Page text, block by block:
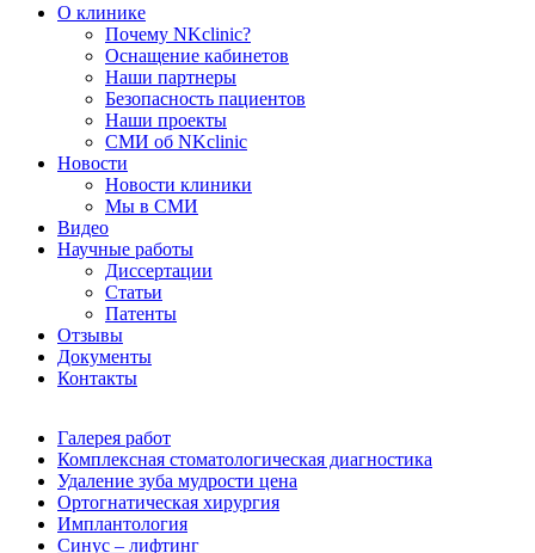
О клинике
Почему NKclinic?
Оснащение кабинетов
Наши партнеры
Безопасность пациентов
Наши проекты
СМИ об NKclinic
Новости
Новости клиники
Мы в СМИ
Видео
Научные работы
Диссертации
Статьи
Патенты
Отзывы
Документы
Контакты
Галерея работ
Комплексная стоматологическая диагностика
Удаление зуба мудрости цена
Ортогнатическая хирургия
Имплантология
Синус – лифтинг